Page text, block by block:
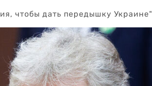
чтобы дать передышку Украине"